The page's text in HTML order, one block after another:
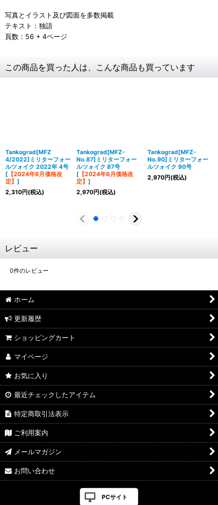
写真とイラスト及び図面を多数掲載
テキスト：独語
頁数：56 + 4ページ
この商品を買った人は、こんな商品も買っています
Tankograd[MFZ
4/2022]ミリターフォー
ルツォイク 2022年 4号
[ 【2024年6月価格改
定】 ]
2,310円(税込)
Tankograd[MFZ-
No.87]ミリターフォー
ルツォイク 87号
[ 【2024年6月価格改
定】 ]
2,970円(税込)
Tankograd[MFZ-
No.90]ミリターフォー
ルツォイク 90号
2,970円(税込)
レビュー
0件のレビュー
ホーム
更新履歴
ショッピングカート
マイページ
お気に入り
最近チェックしたアイテム
特定商取引法表示
ご利用案内
メールマガジン
お問い合わせ
PCサイト